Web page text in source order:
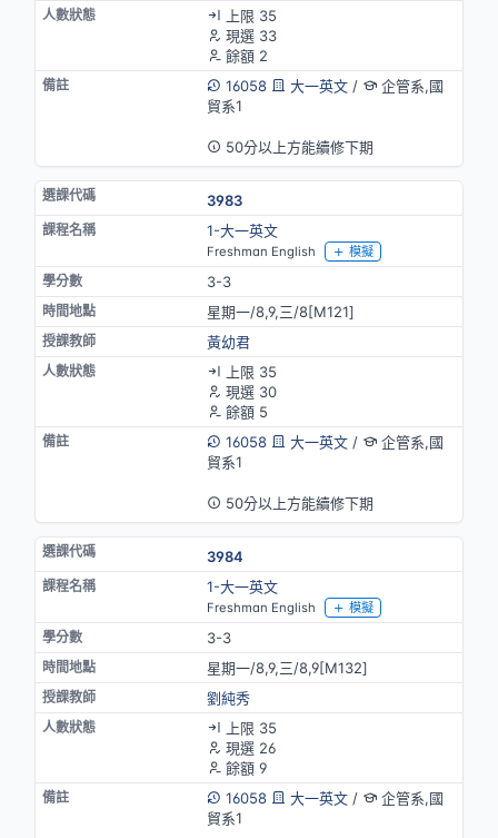
上限 35
現選 33
餘額 2
16058
大一英文/
企管系,國
貿系1
50分以上方能續修下期
3983
1-大一英文
Freshman English 模擬
3-3
星期一/8,9,三/8[M121]
黃幼君
上限 35
現選 30
餘額 5
16058
大一英文/
企管系,國
貿系1
50分以上方能續修下期
3984
1-大一英文
Freshman English 模擬
3-3
星期一/8,9,三/8,9[M132]
劉純秀
上限 35
現選 26
餘額 9
16058
大一英文/
企管系,國
貿系1